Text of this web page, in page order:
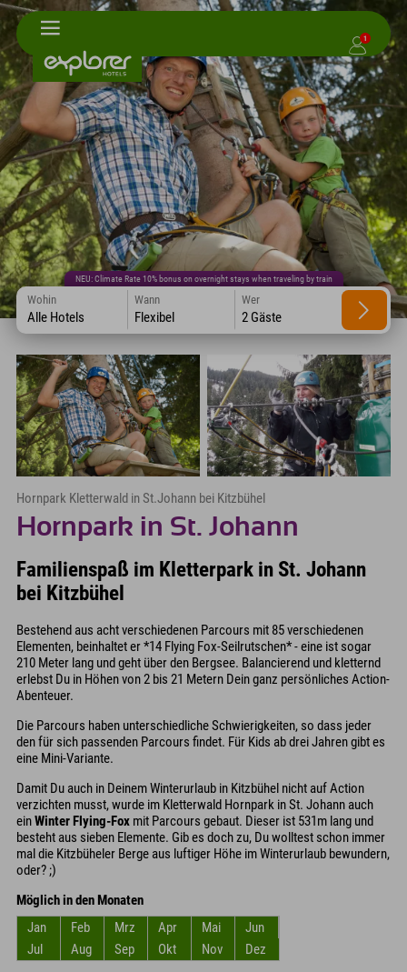
1
NEU: Climate Rate 10% bonus on overnight stays when traveling by train
Wohin
Alle Hotels
Wann
Flexibel
Wer
2 Gäste
Hornpark Kletterwald in St.Johann bei Kitzbühel
Hornpark in St. Johann
Familienspaß im Kletterpark in St. Johann
bei Kitzbühel
Bestehend aus acht verschiedenen Parcours mit 85 verschiedenen
Elementen, beinhaltet er *14 Flying Fox-Seilrutschen* - eine ist sogar
210 Meter lang und geht über den Bergsee. Balancierend und kletternd
erlebst Du in Höhen von 2 bis 21 Metern Dein ganz persönliches Action-
Abenteuer.
Die Parcours haben unterschiedliche Schwierigkeiten, so dass jeder
den für sich passenden Parcours findet. Für Kids ab drei Jahren gibt es
eine Mini-Variante.
Damit Du auch in Deinem Winterurlaub in Kitzbühel nicht auf Action
verzichten musst, wurde im Kletterwald Hornpark in St. Johann auch
einWinter Flying-Fox mit Parcours gebaut. Dieser ist 531m lang und
besteht aus sieben Elemente. Gib es doch zu, Du wolltest schon immer
mal die Kitzbüheler Berge aus luftiger Höhe im Winterurlaub bewundern,
oder? ;)
Möglich in den Monaten
Jan
Feb Mrz Apr Mai
Jun
Jul
Aug Sep Okt Nov Dez